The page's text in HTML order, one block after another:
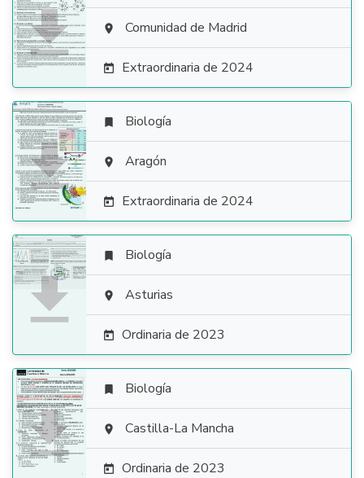
  Comunidad de Madrid
 Extraordinaria de 2024

 Biología
 Aragón
 Extraordinaria de 2024

 Biología
 Asturias
 Ordinaria de 2023

 Biología
 Castilla-La Mancha
 Ordinaria de 2023